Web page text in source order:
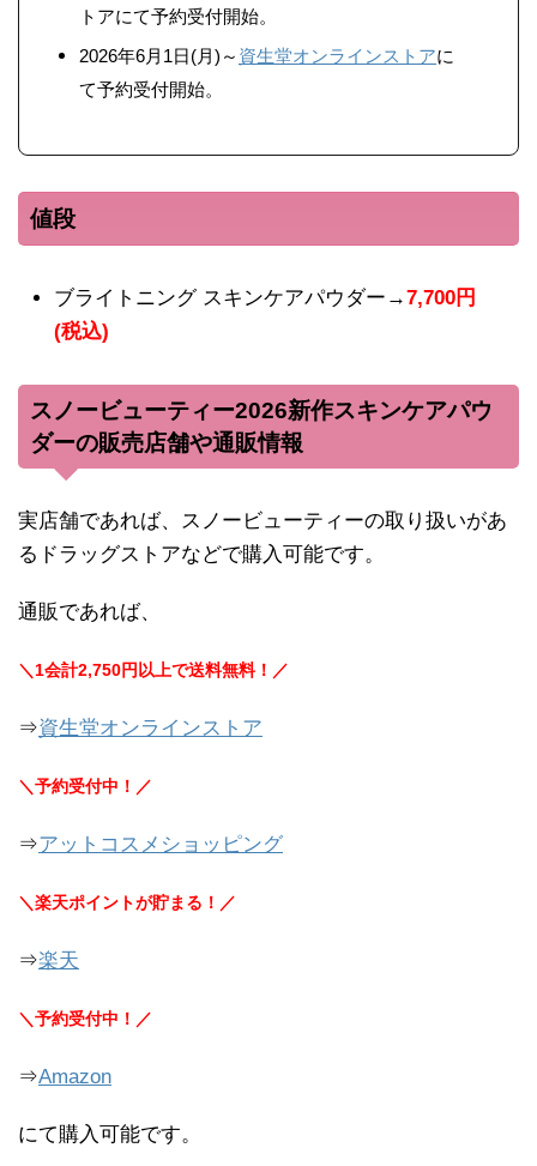
トアにて予約受付開始。
2026年6月1日(月)～ 資生堂オンラインストアに
て予約受付開始。
値段
ブライトニング スキンケアパウダー→7,700円
(税込)
スノービューティー2026新作スキンケアパウ
ダーの販売店舗や通販情報
実店舗であれば、スノービューティーの取り扱いがあ
るドラッグストアなどで購入可能です。
通販であれば、
＼1会計2,750円以上で送料無料！／
⇒資生堂オンラインストア
＼予約受付中！／
⇒アットコスメショッピング
＼楽天ポイントが貯まる！／
⇒楽天
＼予約受付中！／
⇒Amazon
にて購入可能です。